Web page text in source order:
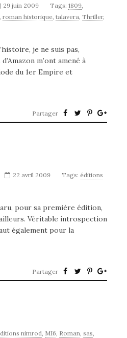
29 juin 2009 Tags: 1809,
, roman historique, talavera, Thriller,
je ne suis pas,
m’ont amené à
du 1er Empire et
Partager
22 avril 2009 Tags: éditions
pour sa première édition,
Véritable introspection
également pour la
Partager
nimrod, MI6, Roman, sas,